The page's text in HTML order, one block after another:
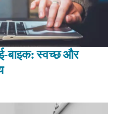
बाइक: स्वच्छ और